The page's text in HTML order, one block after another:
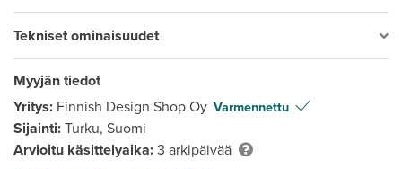
Tekniset ominaisuudet
Myyjän tiedot
Yritys: Finnish Design Shop Oy Varmennettu
Sijainti: Turku, Suomi
Arvioitu käsittelyaika: 3 arkipäivää